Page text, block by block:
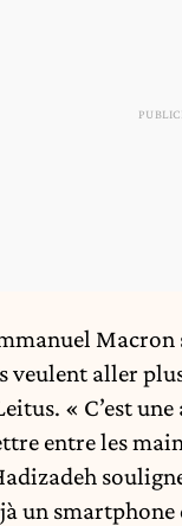
veulent aller
« C’est
entre les
un